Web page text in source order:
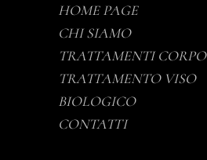
HOME PAGE
CHI SIAMO
TRATTAMENTI CORPO
TRATTAMENTO VISO
BIOLOGICO
CONTATTI